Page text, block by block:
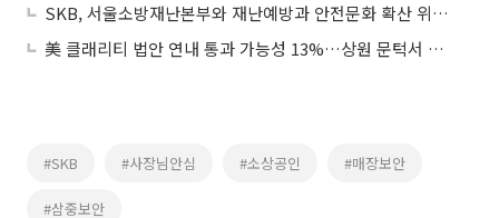
SKB, 서울소방재난본부와 재난예방과 안전문화 확산 위해 '맞손'
美 클래리티 법안 연내 통과 가능성 13%…상원 문턱서 제동
#SKB #사장님안심 #소상공인 #매장보안
#삼중보안